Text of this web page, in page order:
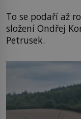
To se podaří až
složení Ondřej
Petrusek.